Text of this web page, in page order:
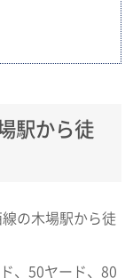
駅から徒
の木場駅から徒
、50ヤード、80